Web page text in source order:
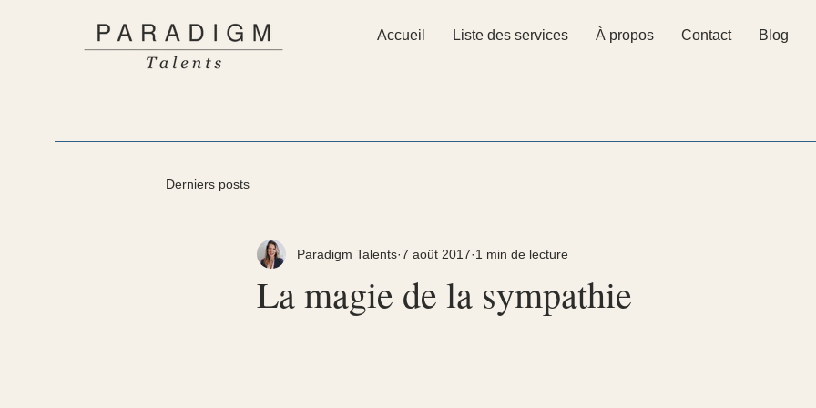
Accueil Liste des services À propos Contact Blog
Derniers posts
La magie de la sympathie
Paradigm Talents 7 août 2017 1 min de lecture